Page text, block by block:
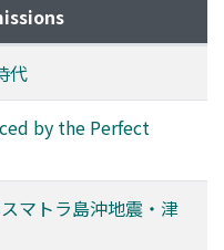
代
by the Perfect
マトラ島沖地震・津